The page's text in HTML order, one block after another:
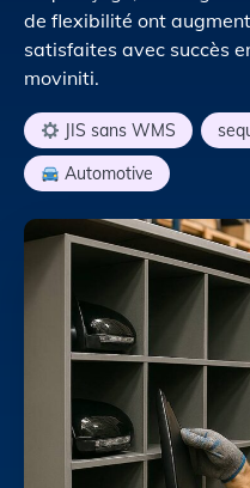
de flexibilité ont
satisfaites avec succès
moviniti.
JIS sans WMS ,
Automotive